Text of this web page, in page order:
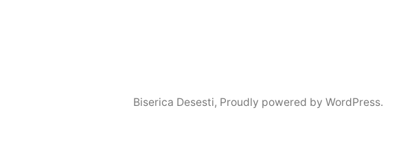
Biserica Desesti, Proudly powered by WordPress.